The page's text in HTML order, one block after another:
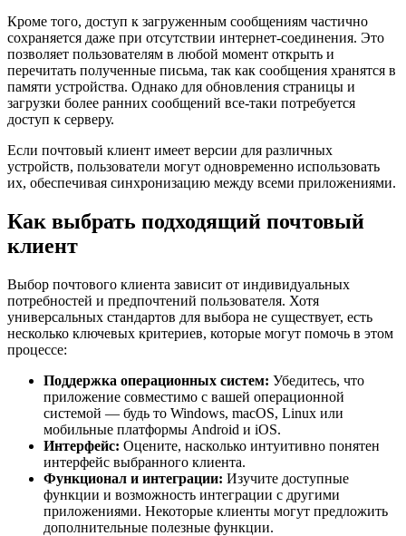
Кроме того, доступ к загруженным сообщениям частично
сохраняется даже при отсутствии интернет-соединения. Это
позволяет пользователям в любой момент открыть и
перечитать полученные письма, так как сообщения хранятся в
памяти устройства. Однако для обновления страницы и
загрузки более ранних сообщений все-таки потребуется
доступ к серверу.
Если почтовый клиент имеет версии для различных
устройств, пользователи могут одновременно использовать
их, обеспечивая синхронизацию между всеми приложениями.
Как выбрать подходящий почтовый
клиент
Выбор почтового клиента зависит от индивидуальных
потребностей и предпочтений пользователя. Хотя
универсальных стандартов для выбора не существует, есть
несколько ключевых критериев, которые могут помочь в этом
процессе:
Поддержка операционных систем: Убедитесь, что
приложение совместимо с вашей операционной
системой — будь то Windows, macOS, Linux или
мобильные платформы Android и iOS.
Интерфейс: Оцените, насколько интуитивно понятен
интерфейс выбранного клиента.
Функционал и интеграции: Изучите доступные
функции и возможность интеграции с другими
приложениями. Некоторые клиенты могут предложить
дополнительные полезные функции.